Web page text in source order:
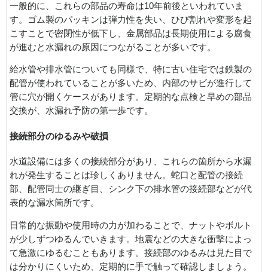
一般的に、これらの部品の寿命は10年前後といわれていま
す。ゴム製のパッキンは弾力性を失い、ひび割れや変形を起
こすことで密閉性が低下し、金属部品は長期使用による腐食
が進むと水漏れの原因につながることが多いです。
給水管や排水管についても同様で、特に古い住宅では鉄製の
配管が使われていることが多いため、内部のサビが進行して
管に穴が開くケースがあります。定期的な点検と早めの部品
交換が、水漏れ予防の第一歩です。
接続部分のゆるみや破損
水道設備には多くの接続部分があり、これらの箇所から水漏
れが発生することは珍しくありません。蛇口と配管の接続
部、配管同士の継ぎ目、シンク下の排水管の接続部などが代
表的な漏水箇所です。
日常的な振動や使用時の力が加わることで、ナットやボルト
が少しずつゆるんでいきます。地震などの大きな衝撃によっ
て急激にゆるむこともあります。接続部のゆるみは見た目で
は分かりにくいため、定期的に手で触って確認しましょう。